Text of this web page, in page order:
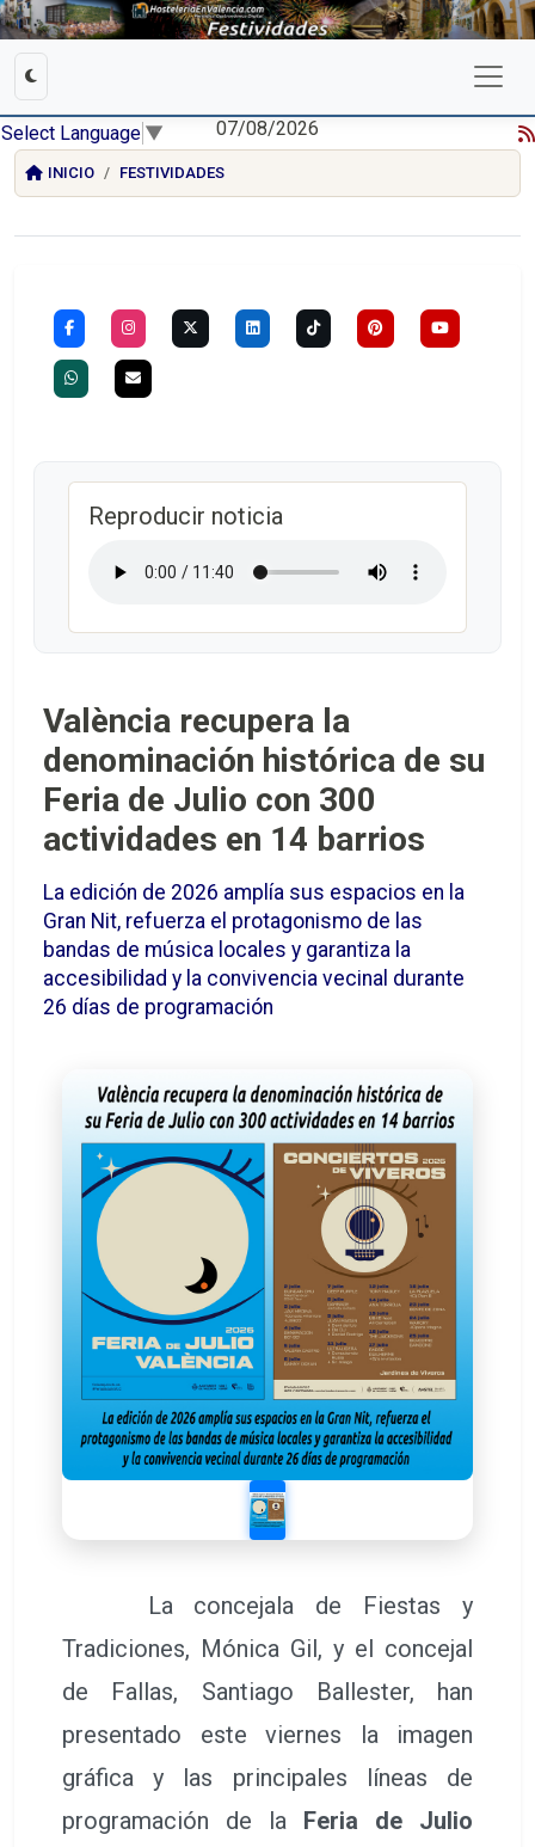
Select Language ▼ 07/08/2026
INICIO FESTIVIDADES
Reproducir noticia
València recupera la
denominación histórica de su
Feria de Julio con 300
actividades en 14 barrios
La edición de 2026 amplía sus espacios en la
Gran Nit, refuerza el protagonismo de las
bandas de música locales y garantiza la
accesibilidad y la convivencia vecinal durante
26 días de programación
La concejala de Fiestas y
Tradiciones, Mónica Gil, y el concejal
de Fallas, Santiago Ballester, han
presentado este viernes la imagen
gráfica y las principales líneas de
programación de la Feria de Julio